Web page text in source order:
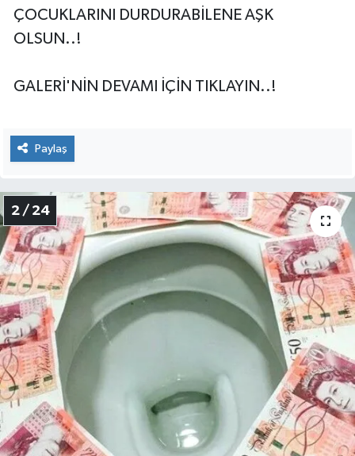
ÇOCUKLARINI DURDURABİLENE AŞK
OLSUN..!
GALERİ'NİN DEVAMI İÇİN TIKLAYIN..!
Paylaş
2 / 24